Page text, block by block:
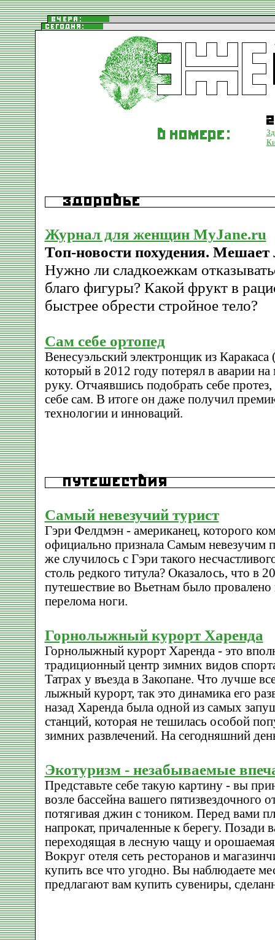
Журнал для женщин MyJane.ru
Топ-новости похудения. Мешает
Нужно ли сладкоежкам
благо фигуры? Какой фрукт в
быстрее обрести стройное тело?
Сам себе ортопед
Венесуэльский электронщик из Каракаса
который в 2012 году потерял в аварии
руку. Отчаявшись подобрать себе
себе сам. В итоге он даже получил
технологии и инноваций.
Самый невезучий турист
Гэри Фелдмэн - американец, которого
официально признала Самым невезучим
же случилось с Гэри такого
столь редкого титула? Оказалось, что в
путешествие во Вьетнам было провалено
перелома ноги.
Горнолыжный курорт Харенда
Горнолыжный курорт Харенда - это
традиционный центр зимних видов
Татрах у въезда в Закопане. Что лучше
лыжный курорт, так это динамика его
назад Харенда была одной из самых
станций, которая не тешилась особой
зимних развлечений. На сегодняшний
Экотуризм - незабываемые
Представьте себе такую картину - вы
возле бассейна вашего пятизвездочного
потягивая джин с тоником. Перед вами
напрокат, причаленные к берегу. Позади
переходящая в лесную чащу и орошаемая
Вокруг отеля сеть ресторанов и
купить все что угодно. Вы наблюдаете
предлагают вам купить сувениры,